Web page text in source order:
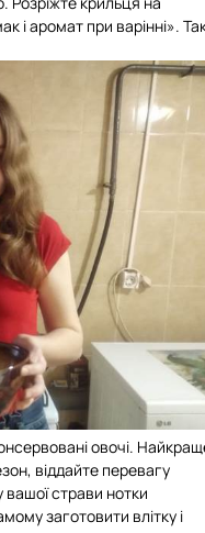
і аромат при варінні».
овочі.
віддайте перевагу
страви нотки
заготовити влітку і